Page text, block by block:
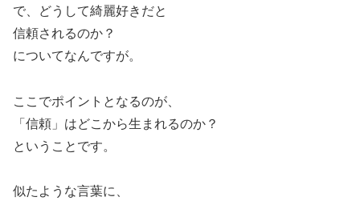
で、どうして綺麗好きだと
信頼されるのか？
についてなんですが。
ここでポイントとなるのが、
「信頼」はどこから生まれるのか？
ということです。
似たような言葉に、